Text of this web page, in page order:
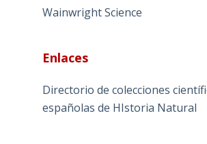
Wainwright Science
Enlaces
Directorio de colecciones
españolas de HIstoria Natural